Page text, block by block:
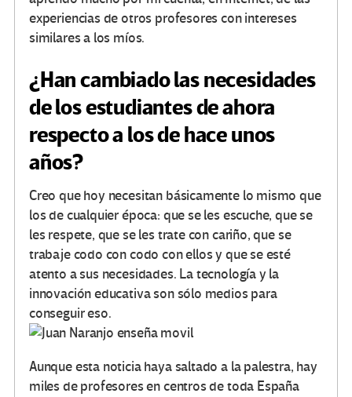
experiencias de otros profesores con intereses
similares a los míos.
¿Han cambiado las necesidades
de los estudiantes de ahora
respecto a los de hace unos
años?
Creo que hoy necesitan básicamente lo mismo que
los de cualquier época: que se les escuche, que se
les respete, que se les trate con cariño, que se
trabaje codo con codo con ellos y que se esté
atento a sus necesidades. La tecnología y la
innovación educativa son sólo medios para
conseguir eso.
Aunque esta noticia haya saltado a la palestra, hay
miles de profesores en centros de toda España